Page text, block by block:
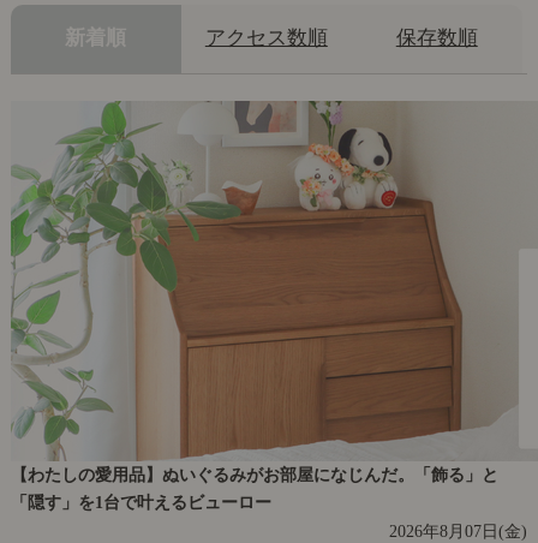
新着順 アクセス数順 保存数順
【わたしの愛用品】ぬいぐるみがお部屋になじんだ。「飾る」と
「隠す」を1台で叶えるビューロー
2026年8月07日(金)